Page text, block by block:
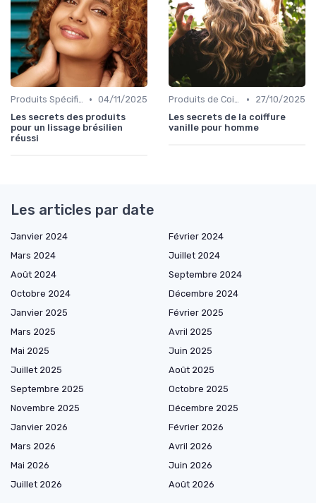
Produits Spécifiques (Anti-Frisottis, Hydratants) • 04/11/2025
Les secrets des produits
pour un lissage brésilien
réussi
Produits de Coiffage •
27/10/2025
Les secrets de la coiffure
vanille pour homme
Les articles par date
Janvier 2024
Février 2024
Mars 2024
Juillet 2024
Août 2024
Septembre 2024
Octobre 2024
Décembre 2024
Janvier 2025
Février 2025
Mars 2025
Avril 2025
Mai 2025
Juin 2025
Juillet 2025
Août 2025
Septembre 2025
Octobre 2025
Novembre 2025
Décembre 2025
Janvier 2026
Février 2026
Mars 2026
Avril 2026
Mai 2026
Juin 2026
Juillet 2026
Août 2026